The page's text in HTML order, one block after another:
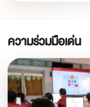
ความร่วมมือเด่น